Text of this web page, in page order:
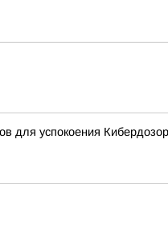
успокоения